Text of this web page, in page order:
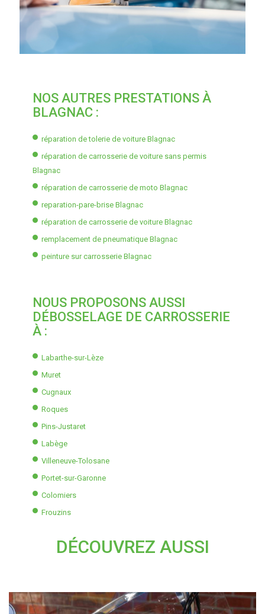
NOS AUTRES PRESTATIONS À
BLAGNAC :
réparation de tolerie de voiture Blagnac
réparation de carrosserie de voiture sans permis
Blagnac
réparation de carrosserie de moto Blagnac
reparation-pare-brise Blagnac
réparation de carrosserie de voiture Blagnac
remplacement de pneumatique Blagnac
peinture sur carrosserie Blagnac
NOUS PROPOSONS AUSSI
DÉBOSSELAGE DE CARROSSERIE
À :
Labarthe-sur-Lèze
Muret
Cugnaux
Roques
Pins-Justaret
Labège
Villeneuve-Tolosane
Portet-sur-Garonne
Colomiers
Frouzins
DÉCOUVREZ AUSSI